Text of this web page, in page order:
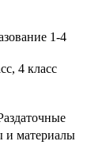
1-4
4 класс
и материалы